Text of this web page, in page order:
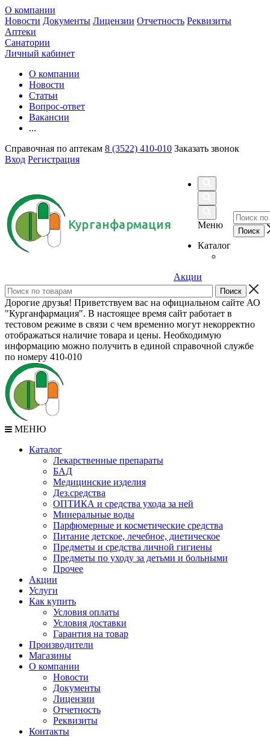
О компании
Новости Документы Лицензии Отчетность Реквизиты
Аптеки
Санатории
Личный кабинет
О компании
Новости
Статьи
Вопрос-ответ
Вакансии
...
Справочная по аптекам 8 (3522) 410-010 Заказать звонок
Вход Регистрация
Курганфармация
Меню
Каталог
Акции
Дорогие друзья! Приветствуем вас на официальном сайте АО
"Курганфармация". В настоящее время сайт работает в
тестовом режиме в связи с чем временно могут некорректно
отображаться наличие товара и цены. Необходимую
информацию можно получить в единой справочной службе
по номеру 410-010
МЕНЮ
Каталог
Лекарственные препараты
БАД
Медицинские изделия
Дез.средства
ОПТИКА и средства ухода за ней
Минеральные воды
Парфюмерные и косметические средства
Питание детское, лечебное, диетическое
Предметы и средства личной гигиены
Предметы по уходу за детьми и больными
Прочее
Акции
Услуги
Как купить
Условия оплаты
Условия доставки
Гарантия на товар
Производители
Магазины
О компании
Новости
Документы
Лицензии
Отчетность
Реквизиты
Контакты